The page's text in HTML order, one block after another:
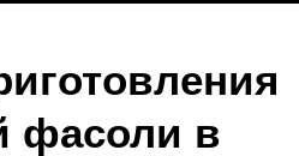
фасоли в